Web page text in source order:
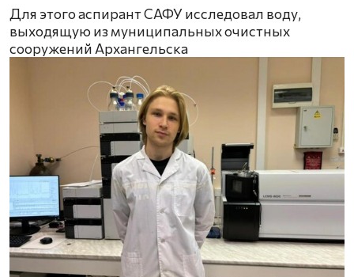
Для этого аспирант САФУ исследовал воду,
выходящую из муниципальных очистных
сооружений Архангельска